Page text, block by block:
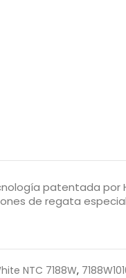
patentada por
de regata
NTC 7188W,